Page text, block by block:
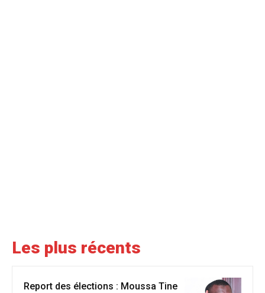
Les plus récents
Report des élections : Moussa Tine